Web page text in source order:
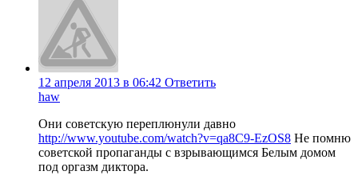
12 апреля 2013 в 06:42 Ответить
haw
Они советскую переплюнули давно
http://www.youtube.com/watch?v=qa8C9-EzOS8 Не помню
советской пропаганды с взрывающимся Белым домом
под оргазм диктора.